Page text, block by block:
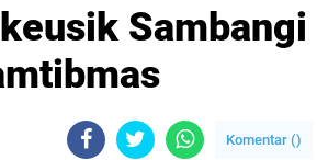
Sambangi
Komentar ()